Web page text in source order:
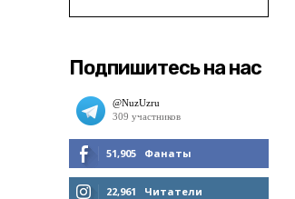
Подпишитесь на нас
51,905 Фанаты
МНЕ НРАВИТСЯ
22,961 Читатели